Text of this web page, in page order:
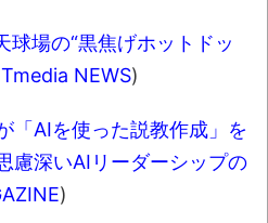
球場の“黒焦げホットドッ
NEWS)
「AIを使った説教作成」を
慮深いAIリーダーシップの
)